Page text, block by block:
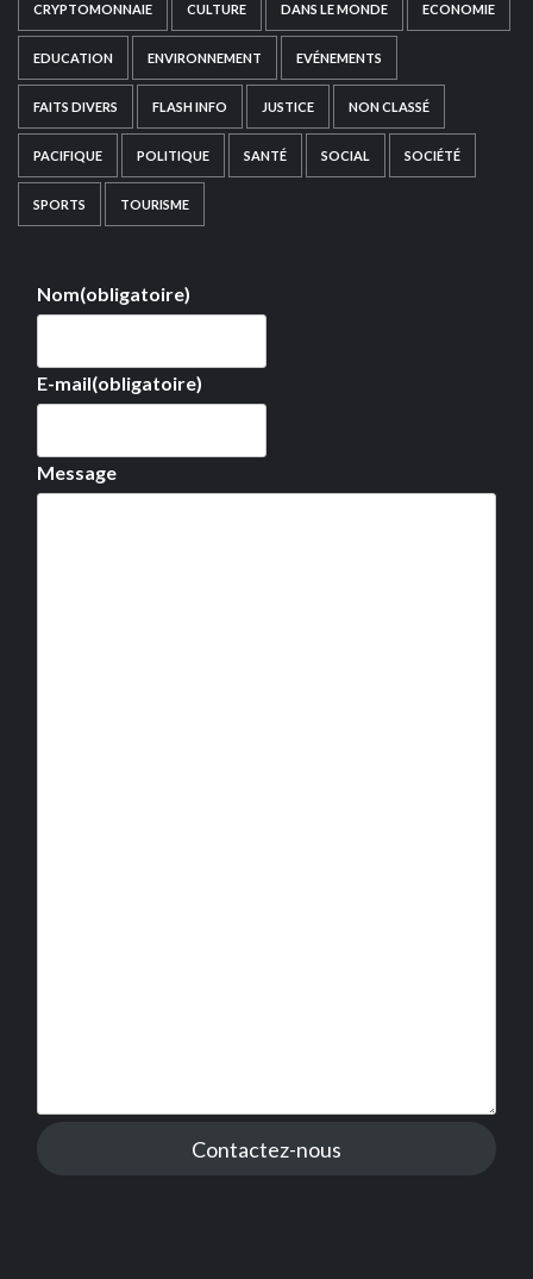
CRYPTOMONNAIE CULTURE DANS LE MONDE ECONOMIE
EDUCATION ENVIRONNEMENT EVÉNEMENTS
FAITS DIVERS FLASH INFO JUSTICE NON CLASSÉ
PACIFIQUE POLITIQUE SANTÉ SOCIAL SOCIÉTÉ
SPORTS TOURISME
Nom(obligatoire)
E-mail(obligatoire)
Message
Contactez-nous